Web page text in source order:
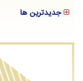
جدیدترین ها